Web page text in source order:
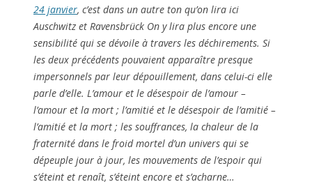
24 janvier, c’est dans un autre ton qu’on lira ici
Auschwitz et Ravensbrück On y lira plus encore une
sensibilité qui se dévoile à travers les déchirements. Si
les deux précédents pouvaient apparaître presque
impersonnels par leur dépouillement, dans celui-ci elle
parle d’elle. L’amour et le désespoir de l’amour –
l’amour et la mort ; l’amitié et le désespoir de l’amitié –
l’amitié et la mort ; les souffrances, la chaleur de la
fraternité dans le froid mortel d’un univers qui se
dépeuple jour à jour, les mouvements de l’espoir qui
s’éteint et renaît, s’éteint encore et s’acharne…